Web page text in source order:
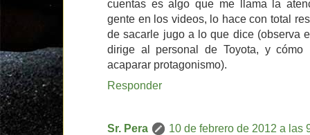
cuentas es algo que me llama la
gente en los videos, lo hace con total
de sacarle jugo a lo que dice (observa
dirige al personal de Toyota, y cómo
acaparar protagonismo).
Responder
Sr. Pera
10 de febrero de 2012 a las